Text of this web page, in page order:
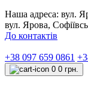
Наша адреса: вул.
вул. Ярова,
До контактів
+38 097 659 0861
0 0 грн.